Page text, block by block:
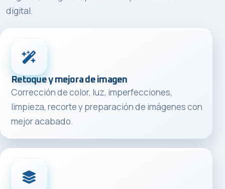
digital.
Retoque y mejora de imagen
Corrección de color, luz, imperfecciones,
limpieza, recorte y preparación de imágenes con
mejor acabado.